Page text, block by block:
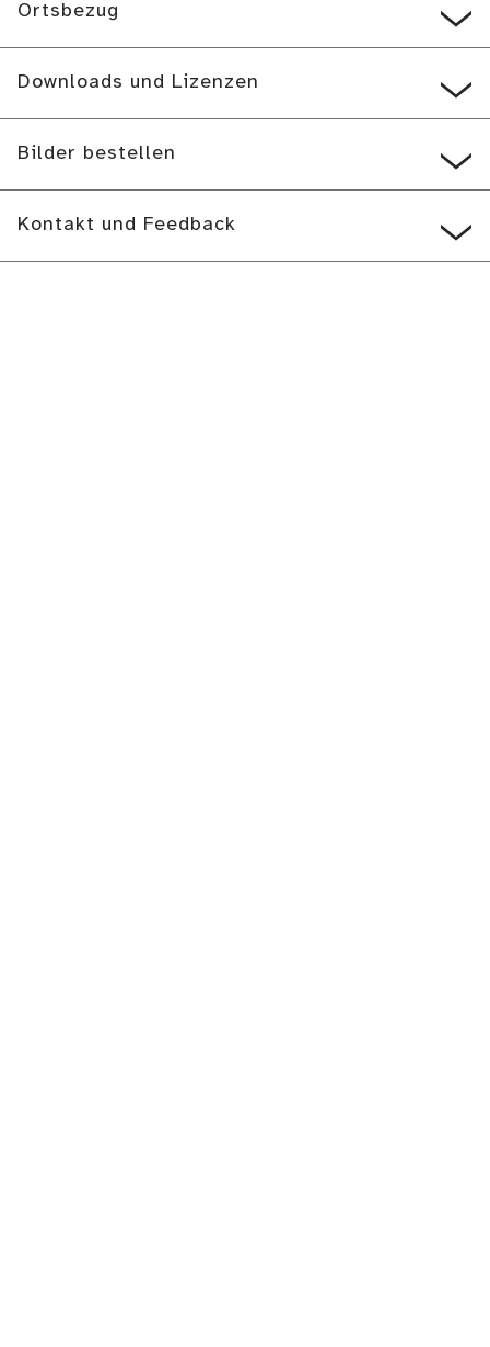
Ortsbezug
Downloads und Lizenzen
Bilder bestellen
Kontakt und Feedback